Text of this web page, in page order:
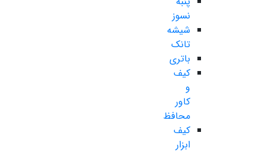
نسوز
شیشه
تانک
باتری
کیف
و
کاور
محافظ
کیف
ابزار